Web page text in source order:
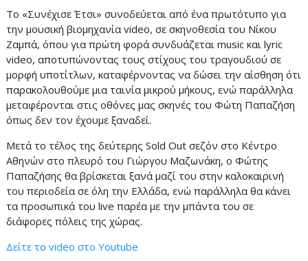
Το «Συνέχισε Έτσι» συνοδεύεται από ένα πρωτότυπο για
την μουσική βιομηχανία video, σε σκηνοθεσία του Νίκου
Ζαμπά, όπου για πρώτη φορά συνδυάζεται music και lyric
video, αποτυπώνοντας τους στίχους του τραγουδιού σε
μορφή υποτίτλων, καταφέρνοντας να δώσει την αίσθηση ότι
παρακολουθούμε μια ταινία μικρού μήκους, ενώ παράλληλα
μεταφέρονται στις οθόνες μας σκηνές του Φώτη Παπαζήση
όπως δεν τον έχουμε ξαναδεί.
Μετά το τέλος της δεύτερης Sold Out σεζόν στο Κέντρο
Αθηνών στο πλευρό του Γιώργου Μαζωνάκη, ο Φώτης
Παπαζήσης θα βρίσκεται ξανά μαζί του στην καλοκαιρινή
του περιοδεία σε όλη την Ελλάδα, ενώ παράλληλα θα κάνει
τα προσωπικά του live παρέα με την μπάντα του σε
διάφορες πόλεις της χώρας.
Δείτε το video στο Youtube